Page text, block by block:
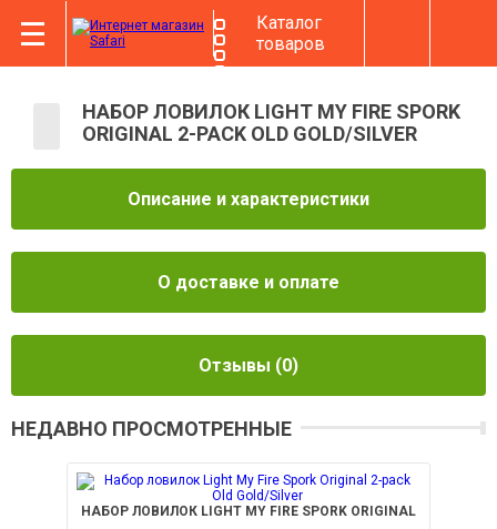
Каталог
товаров
НАБОР ЛОВИЛОК LIGHT MY FIRE SPORK
ORIGINAL 2-PACK OLD GOLD/SILVER
Описание и характеристики
О доставке и оплате
Отзывы (0)
НЕДАВНО ПРОСМОТРЕННЫЕ
НАБОР ЛОВИЛОК LIGHT MY FIRE SPORK ORIGINAL